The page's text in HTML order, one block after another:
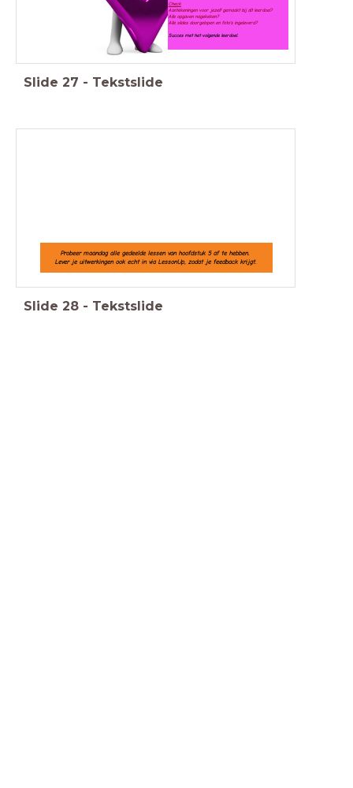
Check
Aantekeningen voor jezelf gemaakt bij dit leerdoel?
Alle opgaven nagekeken?
Alle slides doorgelopen en foto's ingeleverd?
Succes met het volgende leerdoel.
Slide 27 - Tekstslide
Probeer maandag alle gedeelde lessen van hoofdstuk 5 af te hebben.
Lever je uitwerkingen ook echt in via LessonUp, zodat je feedback krijgt.
Slide 28 - Tekstslide